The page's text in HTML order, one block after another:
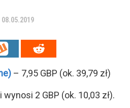
08.05.2019
– 7,95 GBP (ok. 39,79 zł)
2 GBP (ok. 10,03 zł).